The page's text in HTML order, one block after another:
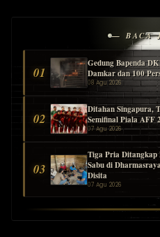
— BACA
01
Gedung Bapenda
Damkar dan 100
08 Agu 2026
02
Ditahan Singapura,
Semifinal Piala AFF
07 Agu 2026
03
Tiga Pria Ditangkap
Sabu di
Disita
07 Agu 2026